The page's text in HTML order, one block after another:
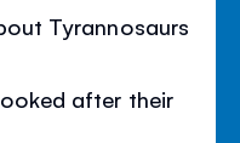
Tyrannosaurs
after their